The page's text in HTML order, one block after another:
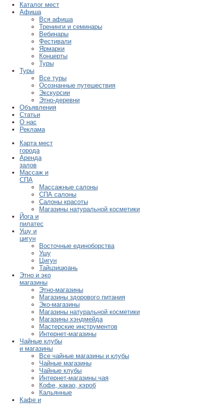
Каталог мест
Афиша
Вся афиша
Тренинги и семинары
Вебинары
Фестивали
Ярмарки
Концерты
Туры
Туры
Все туры
Осознанные путешествия
Экскурсии
Этно-деревни
Объявления
Статьи
О нас
Реклама
Карта мест
города
Аренда
залов
Массаж и
СПА
Массажные салоны
СПА салоны
Салоны красоты
Магазины натуральной косметики
Йога и
пилатес
Ушу и
цигун
Восточные единоборства
Ушу
Цигун
Тайцзицюань
Этно и эко
магазины
Этно-магазины
Магазины здорового питания
Эко-магазины
Магазины натуральной косметики
Магазины хэндмейда
Мастерские инструментов
Интернет-магазины
Чайные клубы
и магазины
Все чайные магазины и клубы
Чайные магазины
Чайные клубы
Интернет-магазины чая
Кофе, какао, кэроб
Кальянные
Кафе и